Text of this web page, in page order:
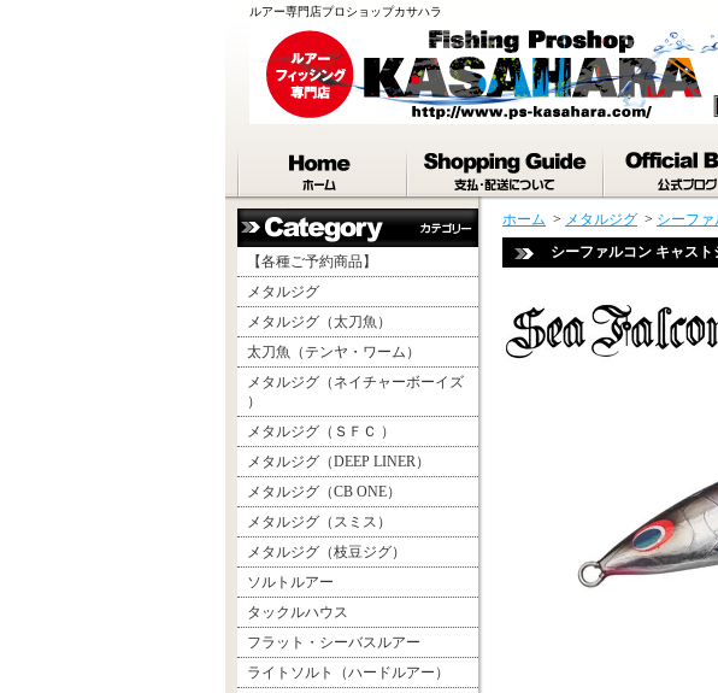
ルアー専門店プロショップカサハラ
【各種ご予約商品】
メタルジグ
メタルジグ（太刀魚）
太刀魚（テンヤ・ワーム）
メタルジグ（ネイチャーボーイズ
）
メタルジグ（ＳＦＣ ）
メタルジグ（DEEP LINER）
メタルジグ（CB ONE）
メタルジグ（スミス）
メタルジグ（枝豆ジグ）
ソルトルアー
タックルハウス
フラット・シーバスルアー
ライトソルト（ハードルアー）
ホーム > メタルジグ > シーフ
シーファルコン キャスト